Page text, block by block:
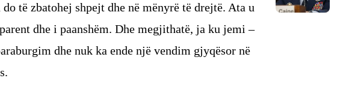
të zbatohej shpejt dhe në mënyrë të drejtë. Ata u
dhe i paanshëm. Dhe megjithatë, ja ku jemi –
dhe nuk ka ende një vendim gjyqësor në